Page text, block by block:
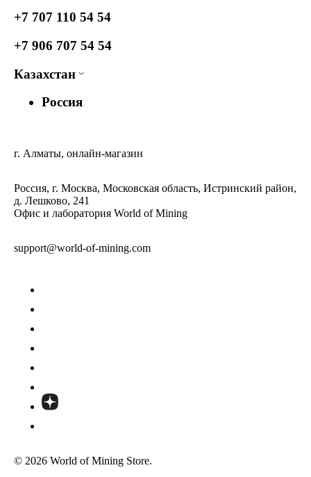
+7 707 110 54 54
+7 906 707 54 54
Казахстан
Россия
г. Алматы, онлайн-магазин
Россия, г. Москва, Московская область, Истринский район,
д. Лешково, 241
Офис и лаборатория World of Mining
support@world-of-mining.com
© 2026 World of Mining Store.